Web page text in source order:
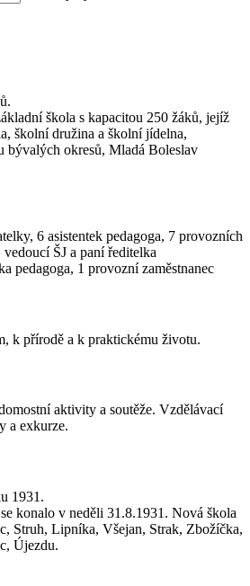
škola s kapacitou 250 žáků, jejíž
školní družina a školní jídelna,
bývalých okresů, Mladá Boleslav
6 asistentek pedagoga, 7 provozních
ŠJ a paní ředitelka
pedagoga, 1 provozní zaměstnanec
k přírodě a k praktickému životu.
aktivity a soutěže. Vzdělávací
a exkurze.
1931.
konalo v neděli 31.8.1931. Nová škola
Struh, Lipníka, Všejan, Strak, Zbožíčka,
Újezdu.